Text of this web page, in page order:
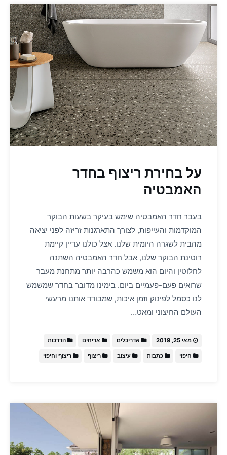
על בחירת ריצוף בחדר
האמבטיה
בעבר חדר האמבטיה שימש בעיקר בשעות הבוקר
המוקדמות והעייפות, לצורך התארגנות זריזה לפני יציאה
מהבית לשגרה היומית שלנו. אצל כולנו עדיין קיימת
רוטינת הבוקר שלנו, אבל חדר האמבטיה השתנה
לחלוטין והיום הוא משמש כהרבה יותר מתחנת מעבר
שרואים פעם-פעמיים ביום. בימינו מדובר בחדר שמשמש
לנו כסמל לפינוק וזמן איכות, שמבודד אותנו מרעשי
העולם החיצוני ומאט…
מאי 25, 2019 אדריכלים אריחים הדרכות
חיפוי כתבות עיצוב ריצוף ריצוף וחיפוי